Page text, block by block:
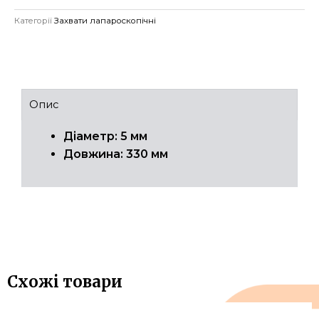
Категорії Захвати лапароскопічні
Опис
Діаметр: 5 мм
Довжина: 330 мм
Схожі товари